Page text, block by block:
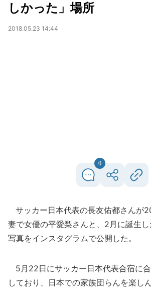
しかった」場所
2018.05.23 14:44
0
サッカー日本代表の長友佑都さんが
妻で女優の平愛梨さんと、2月に誕生
写真をインスタグラムで公開した。
5月22日にサッカー日本代表合宿に
しており、日本での家族団らんを楽し